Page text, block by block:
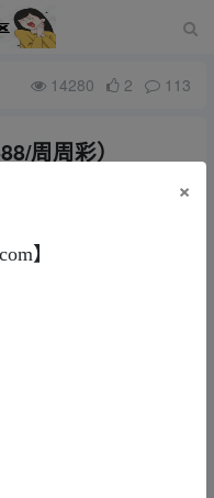
14280 2 113
周周彩）
(彩票)，电子，棋
有目共睹，时时反
☜☜
×
】